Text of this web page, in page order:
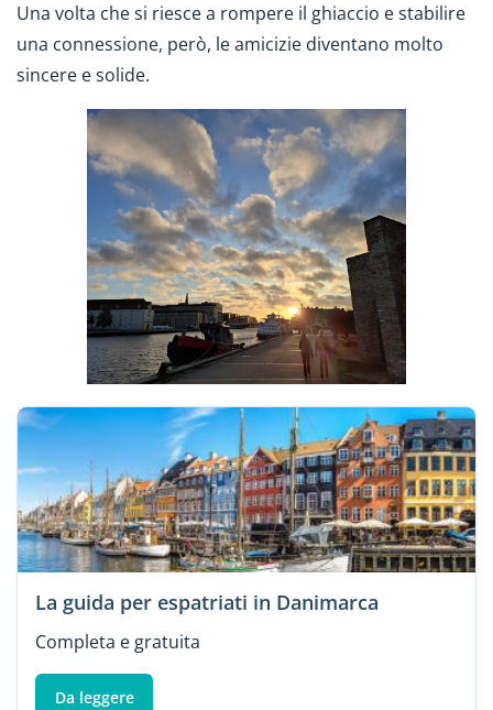
Una volta che si riesce a rompere il ghiaccio e stabilire
una connessione, però, le amicizie diventano molto
sincere e solide.
La guida per espatriati in Danimarca
Completa e gratuita
Da leggere